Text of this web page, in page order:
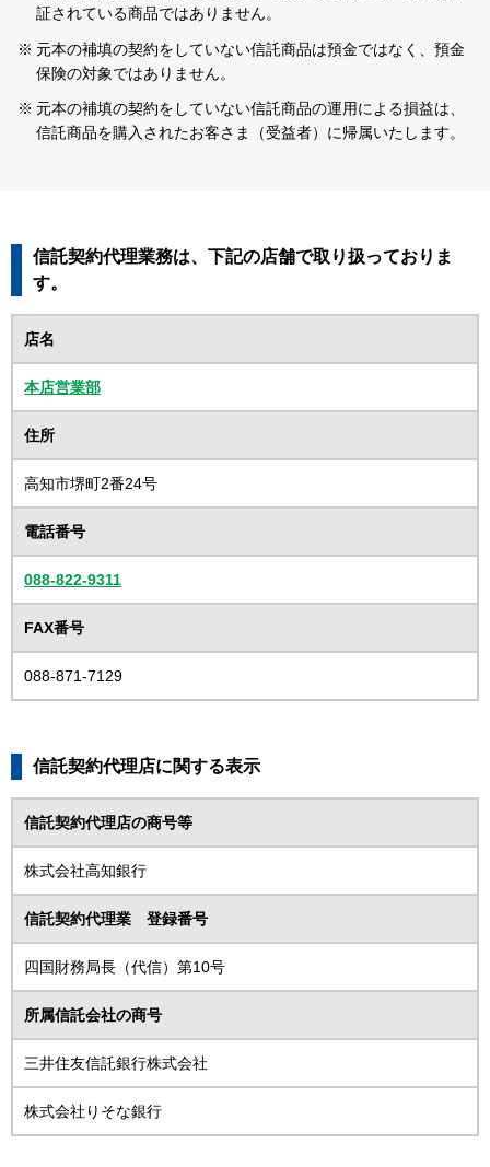
証されている商品ではありません。
元本の補填の契約をしていない信託商品は預金ではなく、預金
保険の対象ではありません。
元本の補填の契約をしていない信託商品の運用による損益は、
信託商品を購入されたお客さま（受益者）に帰属いたします。
信託契約代理業務は、下記の店舗で取り扱っておりま
す。
店名
本店営業部
住所
高知市堺町2番24号
電話番号
088-822-9311
FAX番号
088-871-7129
信託契約代理店に関する表示
信託契約代理店の商号等
株式会社高知銀行
信託契約代理業 登録番号
四国財務局長（代信）第10号
所属信託会社の商号
三井住友信託銀行株式会社
株式会社りそな銀行